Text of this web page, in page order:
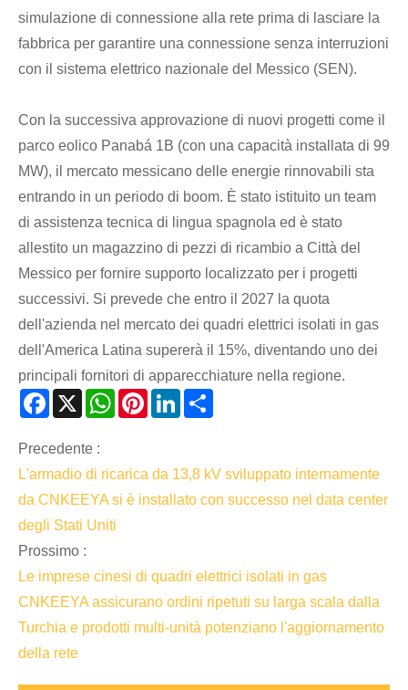
simulazione di connessione alla rete prima di lasciare la
fabbrica per garantire una connessione senza interruzioni
con il sistema elettrico nazionale del Messico (SEN).
Con la successiva approvazione di nuovi progetti come il
parco eolico Panabá 1B (con una capacità installata di 99
MW), il mercato messicano delle energie rinnovabili sta
entrando in un periodo di boom. È stato istituito un team
di assistenza tecnica di lingua spagnola ed è stato
allestito un magazzino di pezzi di ricambio a Città del
Messico per fornire supporto localizzato per i progetti
successivi. Si prevede che entro il 2027 la quota
dell'azienda nel mercato dei quadri elettrici isolati in gas
dell'America Latina supererà il 15%, diventando uno dei
principali fornitori di apparecchiature nella regione.
Facebook
X WhatsAppPinterestLinkedIn
Precedente :
L'armadio di ricarica da 13,8 kV sviluppato internamente
da CNKEEYA si è installato con successo nel data center
degli Stati Uniti
Prossimo :
Le imprese cinesi di quadri elettrici isolati in gas
CNKEEYA assicurano ordini ripetuti su larga scala dalla
Turchia e prodotti multi-unità potenziano l'aggiornamento
della rete